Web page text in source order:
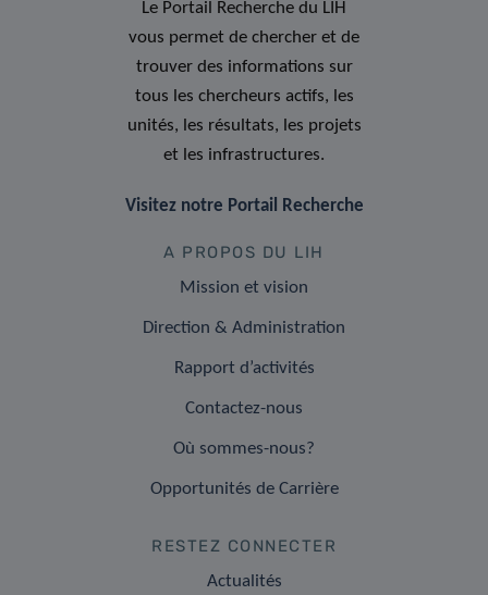
Le Portail Recherche du LIH
vous permet de chercher et de
trouver des informations sur
tous les chercheurs actifs, les
unités, les résultats, les projets
et les infrastructures.
Visitez notre Portail Recherche
A PROPOS DU LIH
Mission et vision
Direction & Administration
Rapport d’activités
Contactez-nous
Où sommes-nous?
Opportunités de Carrière
RESTEZ CONNECTER
Actualités